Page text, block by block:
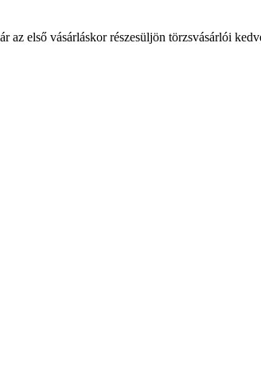
az első vásárláskor részesüljön törzsvásárlói